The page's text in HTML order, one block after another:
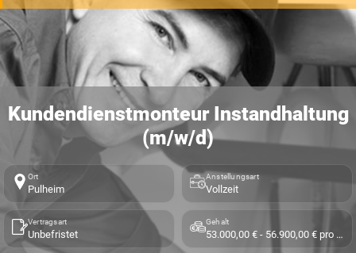
Kundendienstmonteur Instandhaltung
(m/w/d)
Ort
Pulheim
Anstellungsart
Vollzeit
Vertragsart
Unbefristet
Gehalt
53.000,00 € - 56.900,00 € pro Jahr